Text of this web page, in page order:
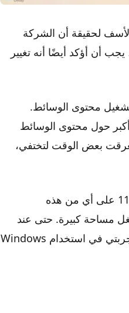
لحقيقة أن الشركة
أن أؤكد أيضًا أنه تغيير
عند تشغيل محتوى الوسائط.
حول محتوى الوسائط
بعض الوقت لتختفي،
من ناحية أخرى، لا يحتوي شريط تمرير مستوى الصوت في ويندوز 11 على أي من هذه
مساحة كبيرة. حتى عند
تشغيل محتوى الوسائط. إنه أنيق ويشغل مساحة الحدود، ويجعل تجربتي في استخدام Windows